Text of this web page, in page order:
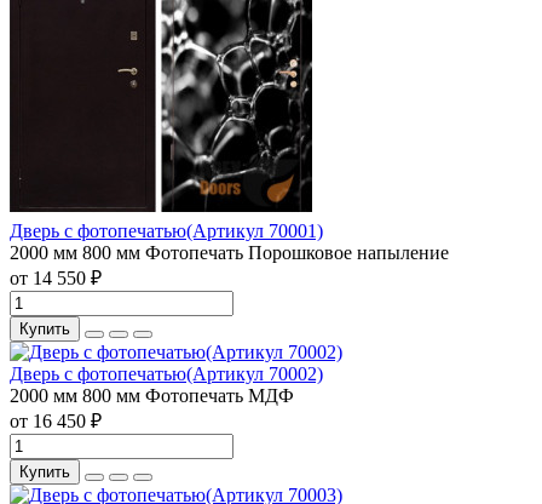
Дверь с фотопечатью(Артикул 70001)
2000 мм 800 мм Фотопечать Порошковое напыление
от 14 550 ₽
Купить
Дверь с фотопечатью(Артикул 70002)
2000 мм 800 мм Фотопечать МДФ
от 16 450 ₽
Купить